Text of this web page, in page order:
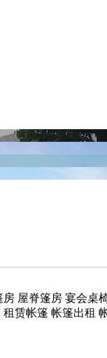
屋脊篷房 宴会桌
赁帐篷 帐篷出租